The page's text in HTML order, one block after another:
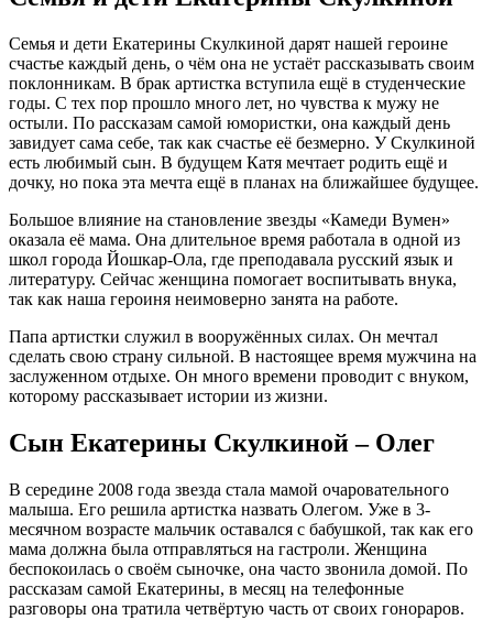
Семья и дети Екатерины Скулкиной дарят нашей героине
счастье каждый день, о чём она не устаёт рассказывать своим
поклонникам. В брак артистка вступила ещё в студенческие
годы. С тех пор прошло много лет, но чувства к мужу не
остыли. По рассказам самой юмористки, она каждый день
завидует сама себе, так как счастье её безмерно. У Скулкиной
есть любимый сын. В будущем Катя мечтает родить ещё и
дочку, но пока эта мечта ещё в планах на ближайшее будущее.
Большое влияние на становление звезды «Камеди Вумен»
оказала её мама. Она длительное время работала в одной из
школ города Йошкар-Ола, где преподавала русский язык и
литературу. Сейчас женщина помогает воспитывать внука,
так как наша героиня неимоверно занята на работе.
Папа артистки служил в вооружённых силах. Он мечтал
сделать свою страну сильной. В настоящее время мужчина на
заслуженном отдыхе. Он много времени проводит с внуком,
которому рассказывает истории из жизни.
Сын Екатерины Скулкиной – Олег
В середине 2008 года звезда стала мамой очаровательного
малыша. Его решила артистка назвать Олегом. Уже в 3-
месячном возрасте мальчик оставался с бабушкой, так как его
мама должна была отправляться на гастроли. Женщина
беспокоилась о своём сыночке, она часто звонила домой. По
рассказам самой Екатерины, в месяц на телефонные
разговоры она тратила четвёртую часть от своих гонораров.